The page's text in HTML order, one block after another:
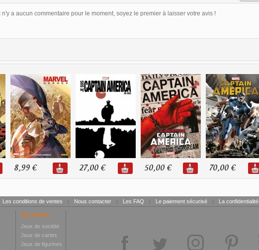
Il n'y a aucun commentaire pour le moment, soyez le premier à laisser votre avis !
8,99 € 27,00 € 50,00 € 70,00 €
Les conditions de ventes | Nous contacter | Les FAQ | Le paiement sécurisé | La confidentialité
Toy Center
Jeux de société
Jeux de cartes
Jeux de figurines